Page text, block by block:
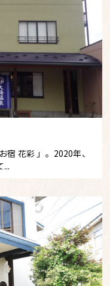
花彩 」。2020年、
...